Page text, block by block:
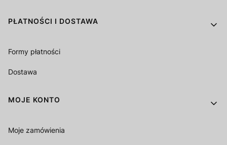
PŁATNOŚCI I DOSTAWA
Formy płatności
Dostawa
MOJE KONTO
Moje zamówienia